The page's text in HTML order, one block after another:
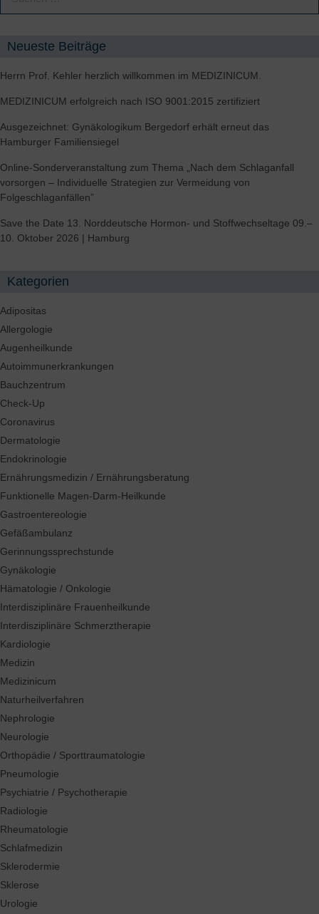
Neueste Beiträge
Herrn Prof. Kehler herzlich willkommen im MEDIZINICUM.
MEDIZINICUM erfolgreich nach ISO 9001:2015 zertifiziert
Ausgezeichnet: Gynäkologikum Bergedorf erhält erneut das
Hamburger Familiensiegel
Online-Sonderveranstaltung zum Thema „Nach dem Schlaganfall
vorsorgen – Individuelle Strategien zur Vermeidung von
Folgeschlaganfällen”
Save the Date 13. Norddeutsche Hormon- und Stoffwechseltage 09.–
10. Oktober 2026 | Hamburg
Kategorien
Adipositas
Allergologie
Augenheilkunde
Autoimmunerkrankungen
Bauchzentrum
Check-Up
Coronavirus
Dermatologie
Endokrinologie
Ernährungsmedizin / Ernährungsberatung
Funktionelle Magen-Darm-Heilkunde
Gastroentereologie
Gefäßambulanz
Gerinnungssprechstunde
Gynäkologie
Hämatologie / Onkologie
Interdisziplinäre Frauenheilkunde
Interdisziplinäre Schmerztherapie
Kardiologie
Medizin
Medizinicum
Naturheilverfahren
Nephrologie
Neurologie
Orthopädie / Sporttraumatologie
Pneumologie
Psychiatrie / Psychotherapie
Radiologie
Rheumatologie
Schlafmedizin
Sklerodermie
Sklerose
Urologie